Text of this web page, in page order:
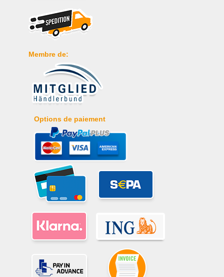
Membre de:
Options de paiement